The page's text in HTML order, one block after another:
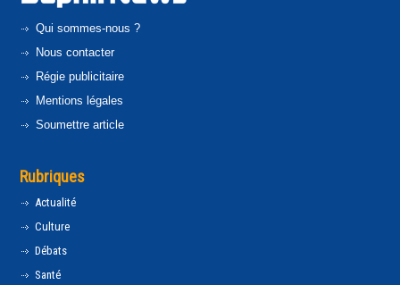
Qui sommes-nous ?
Nous contacter
Régie publicitaire
Mentions légales
Soumettre article
Rubriques
Actualité
Culture
Débats
Santé